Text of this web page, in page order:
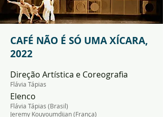
CAFÉ NÃO É SÓ UMA XÍCARA,
2022
Direção Artística e Coreografia
Flávia Tápias
Elenco
Flávia Tápias (Brasil)
Jeremy Kouyoumdijan (França)